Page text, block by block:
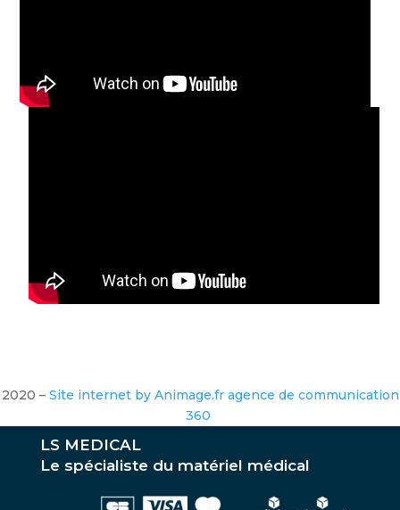
2020 – Site internet by Animage.fr agence de communication
360
LS MEDICAL
Le spécialiste du matériel médical